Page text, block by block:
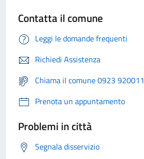
Contatta il comune
Leggi le domande frequenti
Richiedi Assistenza
Chiama il comune 0923 920011
Prenota un appuntamento
Problemi in città
Segnala disservizio